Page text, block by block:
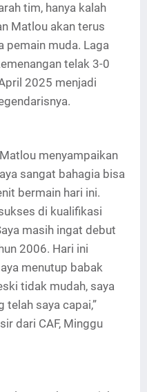
tim, hanya kalah
Matlou akan terus
pemain muda. Laga
telak 3-0
2025 menjadi
menyampaikan
sangat bahagia bisa
bermain hari ini.
di kualifikasi
masih ingat debut
2006. Hari ini
menutup babak
tidak mudah, saya
telah saya capai,”
dari CAF, Minggu